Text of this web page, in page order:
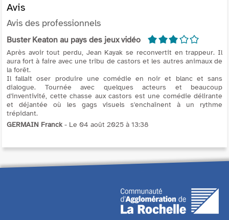
Avis
Avis des professionnels
Buster Keaton au pays des jeux vidéo 3/5
Après avoir tout perdu, Jean Kayak se reconvertit en trappeur. Il
aura fort à faire avec une tribu de castors et les autres animaux de
la forêt.
Il fallait oser produire une comédie en noir et blanc et sans
dialogue. Tournée avec quelques acteurs et beaucoup
d'inventivité, cette chasse aux castors est une comédie délirante
et déjantée où les gags visuels s'enchaînent à un rythme
trépidant.
GERMAIN Franck- Le 04 août 2025 à 13:38